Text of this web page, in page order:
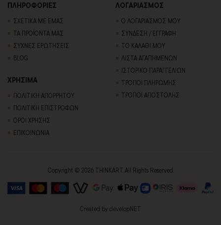
ΠΛΗΡΟΦΟΡΙΕΣ
ΣΧΕΤΙΚΑ ΜΕ ΕΜΑΣ
ΤΑ ΠΡΟΪΟΝΤΑ ΜΑΣ
ΣΥΧΝΕΣ ΕΡΩΤΗΣΕΙΣ
BLOG
ΛΟΓΑΡΙΑΣΜΟΣ
Ο ΛΟΓΑΡΙΑΣΜΟΣ ΜΟΥ
ΣΥΝΔΕΣΗ / ΕΓΓΡΑΦΗ
ΤΟ ΚΑΛΑΘΙ ΜΟΥ
ΛΙΣΤΑ ΑΓΑΠΗΜΕΝΩΝ
ΙΣΤΟΡΙΚΟ ΠΑΡΑΓΓΕΛΙΩΝ
ΤΡΟΠΟΙ ΠΛΗΡΩΜΗΣ
ΤΡΟΠΟΙ ΑΠΟΣΤΟΛΗΣ
ΧΡΗΣΙΜΑ
ΠΟΛΙΤΙΚΗ ΑΠΟΡΡΗΤΟΥ
ΠΟΛΙΤΙΚΗ ΕΠΙΣΤΡΟΦΩΝ
ΟΡΟΙ ΧΡΗΣΗΣ
ΕΠΙΚΟΙΝΩΝΙΑ
Copyright © 2026 THINKART. All Rights Reserved.
Created by developNET